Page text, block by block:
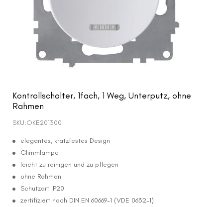
Kontrollschalter, 1fach, 1 Weg, Unterputz, ohne
Rahmen
SKU:OKE201300
elegantes, kratzfestes Design
Glimmlampe
leicht zu reinigen und zu pflegen
ohne Rahmen
Schutzart IP20
zertifiziert nach DIN EN 60669-1 (VDE 0632-1)